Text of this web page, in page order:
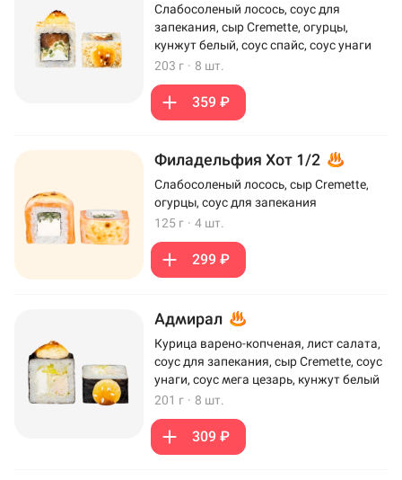
Слабосоленый лосось, соус для
запекания, сыр Cremette, огурцы,
кунжут белый, соус спайс, соус унаги
203 г · 8 шт.
359 ₽
Филадельфия Хот 1/2
Слабосоленый лосось, сыр Cremette,
огурцы, соус для запекания
125 г · 4 шт.
299 ₽
Адмирал
Курица варено-копченая, лист салата,
соус для запекания, сыр Cremette, соус
унаги, соус мега цезарь, кунжут белый
201 г · 8 шт.
309 ₽